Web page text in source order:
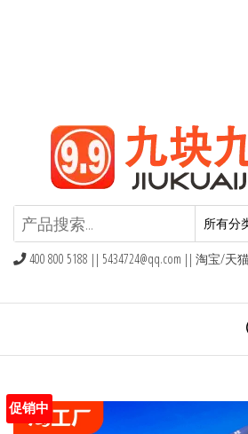
九块九包邮,9块9包邮
块九官网
400 800 5188 || 5434724@qq.com || 淘宝/天
促销中